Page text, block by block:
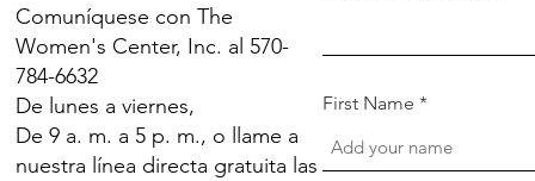
Comuníquese con The
Women's Center, Inc. al 570-
784-6632
De lunes a viernes,
De 9 a. m. a 5 p. m., o llame a
nuestra línea directa gratuita las
First Name